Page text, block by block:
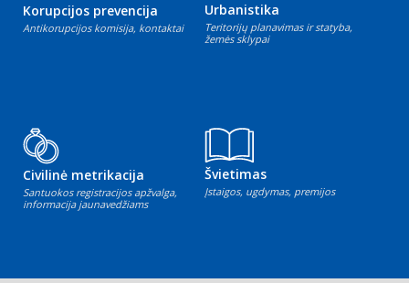
Korupcijos prevencija
Antikorupcijos komisija, kontaktai
Urbanistika
Teritorijų planavimas ir statyba,
žemės sklypai
Civilinė metrikacija
Santuokos registracijos apžvalga,
informacija jaunavedžiams
Švietimas
Įstaigos, ugdymas, premijos